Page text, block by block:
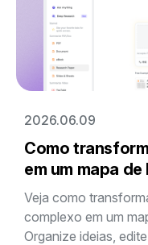
2026.06.09
Como
em um mapa
Veja como
complexo em um
Organize ideias,